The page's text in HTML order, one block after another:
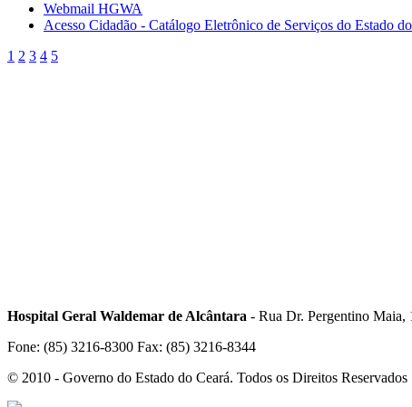
Webmail HGWA
Acesso Cidadão - Catálogo Eletrônico de Serviços do Estado
1 2 3 4 5
Hospital Geral Waldemar de Alcântara - Rua Dr. Pergentino Maia,
Fone: (85) 3216-8300 Fax: (85) 3216-8344
© 2010 - Governo do Estado do Ceará. Todos os Direitos Reservados